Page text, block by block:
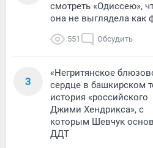
смотреть «Одиссею»,
она не выглядела как
551 Обсудить
3
«Негритянское
сердце в башкирском
история «российского
Джими Хендрикса», с
которым Шевчук
ДДТ